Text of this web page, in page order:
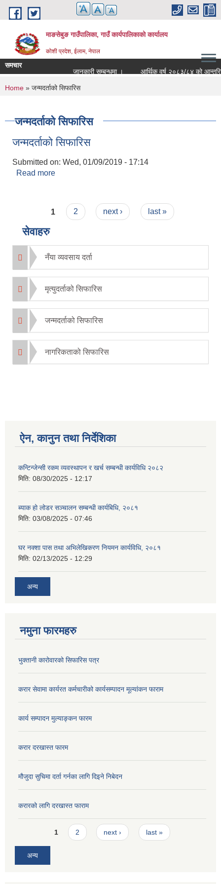
Skip to main content
माङसेबुङ गाउँपालिका, गाउँ कार्यपालिकाको कार्यालय
कोशी प्रदेश, ईलाम, नेपाल
समचार
जानकारी सम्बन्धमा ।
आर्थिक वर्ष २०८३/८४ को आन्तरिक
You are here
Home » जन्मदर्ताको सिफारिस
जन्मदर्ताको सिफारिस
जन्मदर्ताको सिफारिस
Submitted on: Wed, 01/09/2019 - 17:14
Read more
Pages
1 2 next › last »
सेवाहरु
नँया व्यवसाय दर्ता
मृत्युदर्ताको सिफारिस
जन्मदर्ताको सिफारिस
नागरिकताको सिफारिस
ऐन, कानुन तथा निर्देशिका
कन्टिन्जेन्सी रकम व्यवस्थापन र खर्च सम्बन्धी कार्यविधि २०८२
मिति: 08/30/2025 - 12:17
ब्याक हो लोडर सञ्चालन सम्बन्धी कार्यबिधि, २०८१
मिति: 03/08/2025 - 07:46
घर नक्शा पास तथा अभिलेखिकरण नियमन कार्यविधि, २०८१
मिति: 02/13/2025 - 12:29
अन्य
नमुना फारमहरु
भुक्तानी कारोवारको सिफारिस पत्र
करार सेवामा कार्यरत कर्मचारीको कार्यसम्पादन मूल्यांकन फाराम
कार्य सम्पादन मुल्याङ्कन फारम
करार दरखास्त फारम
मौजुदा सुचिमा दर्ता गर्नका लागि दिइने निबेदन
करारको लागि दरखास्त फाराम
Pages1 2 next › last »
अन्य